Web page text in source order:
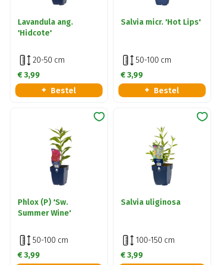
Lavandula ang.
'Hidcote'
20-50 cm
€ 3,99
Bestel
Salvia micr. 'Hot Lips'
50-100 cm
€ 3,99
Bestel
Phlox (P) 'Sw.
Summer Wine'
50-100 cm
€ 3,99
Salvia uliginosa
100-150 cm
€ 3,99